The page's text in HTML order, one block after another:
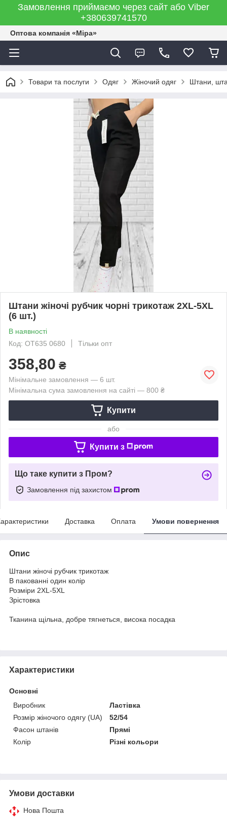
Замовлення приймаємо через сайт або Viber
+380639741570
Оптова компанія «Міра»
Товари та послуги Одяг Жіночий одяг Штани,
Штани жіночі рубчик чорні трикотаж 2XL-5XL
(6 шт.)
В наявності
Код: OT635 0680
Тільки опт
358,80 ₴
Мінімальне замовлення — 6 шт.
Мінімальна сума замовлення на сайті — 800 ₴
Купити
або
Купити з
Що таке купити з Пром?
Замовлення під захистом
Доставка Оплата Умови повернення
Опис
Штани жіночі рубчик трикотаж
В пакованні один колір
Розміри 2XL-5XL
Зрістовка
Тканина щільна, добре тягнеться, висока посадка
Характеристики
Основні
Виробник
Ластівка
Розмір жіночого одягу (UA)
52/54
Фасон штанів
Прямі
Колір
Різні кольори
Умови доставки
Нова Пошта